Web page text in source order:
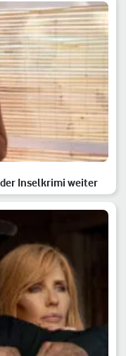
der Inselkrimi weiter